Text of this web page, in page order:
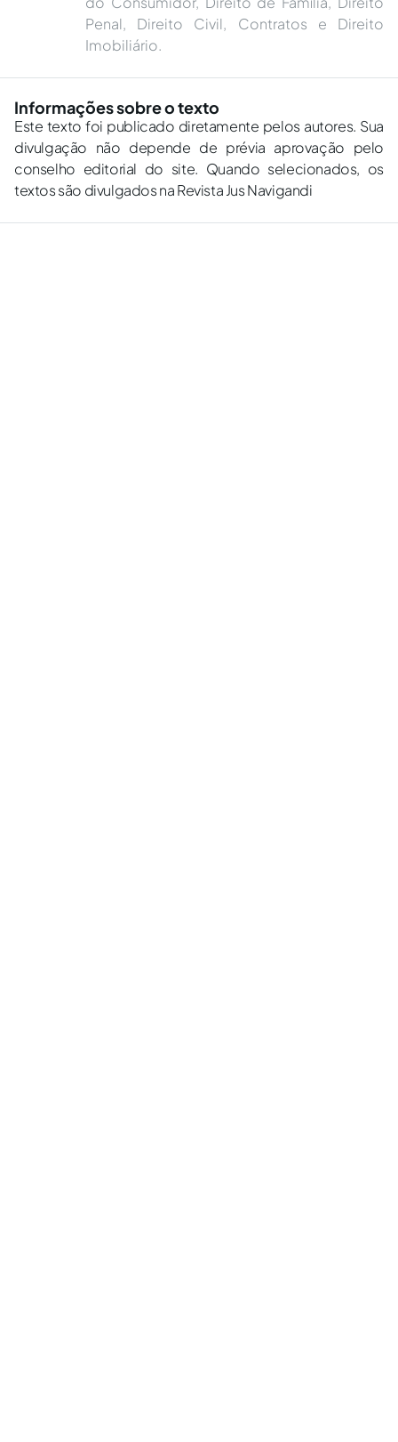
Penal, Direito Civil, Contratos e Direito
Imobiliário.
Informações sobre o texto
Este texto foi publicado diretamente pelos autores. Sua
divulgação não depende de prévia aprovação pelo
conselho editorial do site. Quando selecionados, os
textos são divulgados na Revista Jus Navigandi